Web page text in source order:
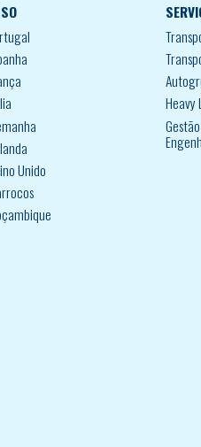
Unido
Heavy